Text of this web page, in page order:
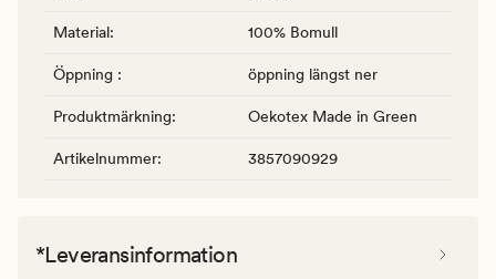
Material: 100% Bomull
Öppning : öppning längst ner
Produktmärkning: Oekotex Made in Green
Artikelnummer: 3857090929
*Leveransinformation